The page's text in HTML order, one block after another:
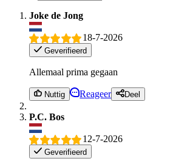
Joke de Jong
18-7-2026
Geverifieerd
Allemaal prima gegaan
Nuttig Reageer Deel
P.C. Bos
12-7-2026
Geverifieerd